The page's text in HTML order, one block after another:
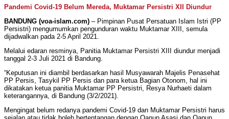
Pandemi Covid-19 Belum Mereda, Muktamar Persistri XII Diundur
BANDUNG (voa-islam.com) – Pimpinan Pusat Persatuan Islam Istri (PP
Persistri) mengumumkan pengunduran waktu Muktamar XIII, semula
dijadwalkan pada 2-5 April 2021.
Melalui edaran resminya, Panitia Muktamar Persistri XIII diundur menjadi
tanggal 2-3 Juli 2021 di Bandung.
“Keputusan ini diambil berdasarkan hasil Musyawarah Majelis Penasehat
PP Persis, Tasykil PP Persis dan para ketua Bagian Otonom, hal ini
dikatakan ketua panitia Muktamar PP Persistri, Resya Nurhaeti dalam
keterangannya, di Bandung (3/2/2021).
Mengingat belum redanya pandemi Covid-19 dan Muktamar Persistri harus